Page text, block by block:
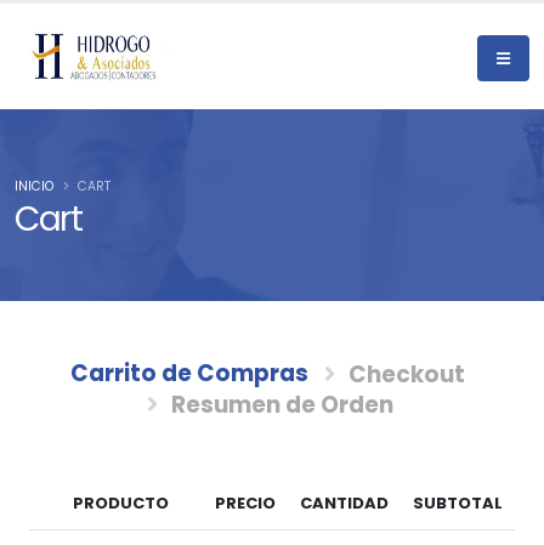
Cart
INICIO CART
Carrito de Compras
Checkout
Resumen de Orden
PRODUCTO PRECIO CANTIDAD SUBTOTAL